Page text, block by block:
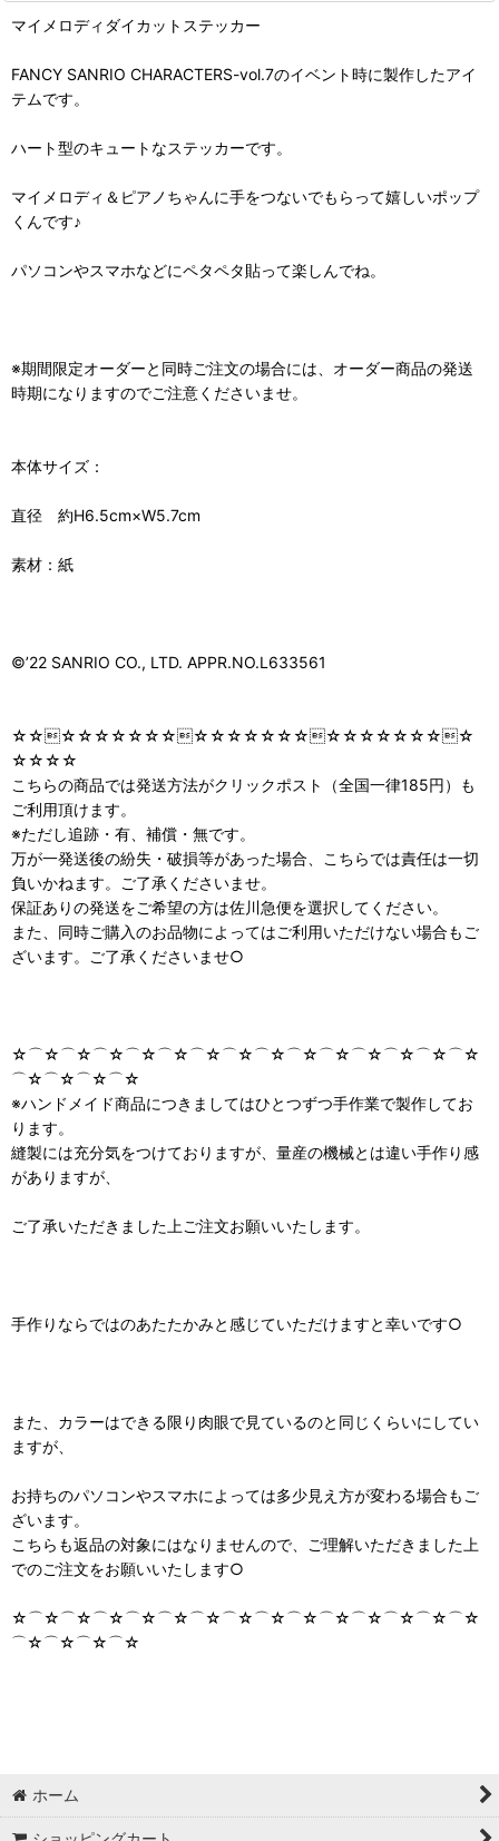
マイメロディダイカットステッカー
FANCY SANRIO CHARACTERS-vol.7のイベント時に製作したアイ
テムです。
ハート型のキュートなステッカーです。
マイメロディ＆ピアノちゃんに手をつないでもらって嬉しいポップ
くんです♪
パソコンやスマホなどにペタペタ貼って楽しんでね。
※期間限定オーダーと同時ご注文の場合には、オーダー商品の発送
時期になりますのでご注意くださいませ。
本体サイズ：
直径 約H6.5cm×W5.7cm
素材：紙
©️’22 SANRIO CO., LTD. APPR.NO.L633561
☆☆☆☆☆☆☆☆☆☆☆☆☆☆☆☆☆☆☆☆☆☆☆☆
☆☆☆☆
こちらの商品では発送方法がクリックポスト（全国一律185円）も
ご利用頂けます。
※ただし追跡・有、補償・無です。
万が一発送後の紛失・破損等があった場合、こちらでは責任は一切
負いかねます。ご了承くださいませ。
保証ありの発送をご希望の方は佐川急便を選択してください。
また、同時ご購入のお品物によってはご利用いただけない場合もご
ざいます。ご了承くださいませ○
☆⌒☆⌒☆⌒☆⌒☆⌒☆⌒☆⌒☆⌒☆⌒☆⌒☆⌒☆⌒☆⌒☆⌒☆
⌒☆⌒☆⌒☆⌒☆
※ハンドメイド商品につきましてはひとつずつ手作業で製作してお
ります。
縫製には充分気をつけておりますが、量産の機械とは違い手作り感
がありますが、
ご了承いただきました上ご注文お願いいたします。
手作りならではのあたたかみと感じていただけますと幸いです○
また、カラーはできる限り肉眼で見ているのと同じくらいにしてい
ますが、
お持ちのパソコンやスマホによっては多少見え方が変わる場合もご
ざいます。
こちらも返品の対象にはなりませんので、ご理解いただきました上
でのご注文をお願いいたします○
☆⌒☆⌒☆⌒☆⌒☆⌒☆⌒☆⌒☆⌒☆⌒☆⌒☆⌒☆⌒☆⌒☆⌒☆
⌒☆⌒☆⌒☆⌒☆
ホーム